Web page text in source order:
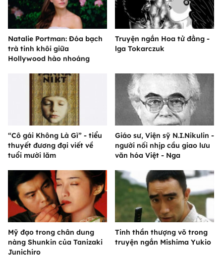
Natalie Portman: Đóa bạch
trà tinh khôi giữa
Hollywood hào nhoáng
Truyện ngắn Hoa tử đằng -
lga Tokarczuk
“Cô gái Không Là Gì” - tiểu
thuyết đương đại viết về
tuổi mười lăm
Giáo sư, Viện sỹ N.I.Nikulin -
người nối nhịp cầu giao lưu
văn hóa Việt - Nga
Mỹ đạo trong chân dung
nàng Shunkin của Tanizaki
Junichiro
Tinh thần thượng võ trong
truyện ngắn Mishima Yukio